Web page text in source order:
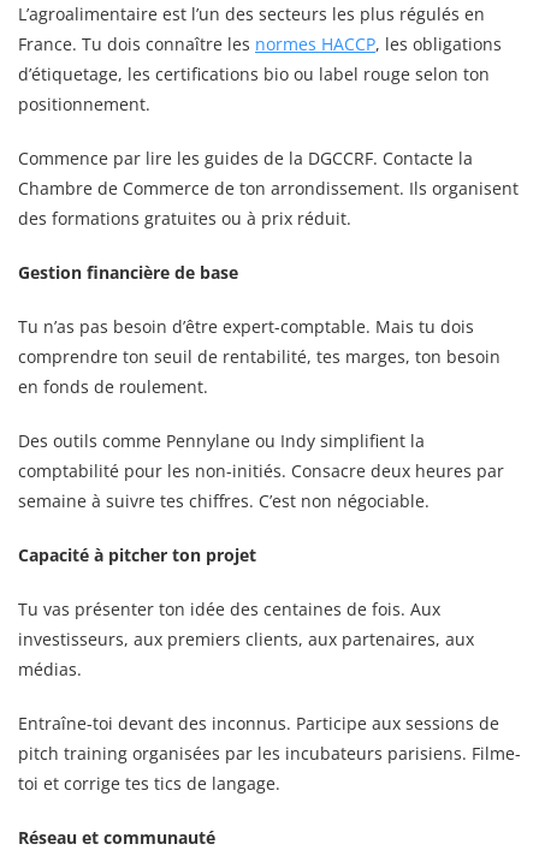
L’agroalimentaire est l’un des secteurs les plus régulés en
France. Tu dois connaître les normes HACCP, les obligations
d’étiquetage, les certifications bio ou label rouge selon ton
positionnement.
Commence par lire les guides de la DGCCRF. Contacte la
Chambre de Commerce de ton arrondissement. Ils organisent
des formations gratuites ou à prix réduit.
Gestion financière de base
Tu n’as pas besoin d’être expert-comptable. Mais tu dois
comprendre ton seuil de rentabilité, tes marges, ton besoin
en fonds de roulement.
Des outils comme Pennylane ou Indy simplifient la
comptabilité pour les non-initiés. Consacre deux heures par
semaine à suivre tes chiffres. C’est non négociable.
Capacité à pitcher ton projet
Tu vas présenter ton idée des centaines de fois. Aux
investisseurs, aux premiers clients, aux partenaires, aux
médias.
Entraîne-toi devant des inconnus. Participe aux sessions de
pitch training organisées par les incubateurs parisiens. Filme-
toi et corrige tes tics de langage.
Réseau et communauté